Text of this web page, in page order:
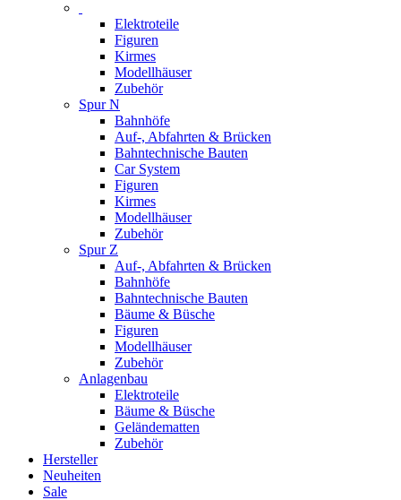
Elektroteile
Figuren
Kirmes
Modellhäuser
Zubehör
Spur N
Bahnhöfe
Auf-, Abfahrten & Brücken
Bahntechnische Bauten
Car System
Figuren
Kirmes
Modellhäuser
Zubehör
Spur Z
Auf-, Abfahrten & Brücken
Bahnhöfe
Bahntechnische Bauten
Bäume & Büsche
Figuren
Modellhäuser
Zubehör
Anlagenbau
Elektroteile
Bäume & Büsche
Geländematten
Zubehör
Hersteller
Neuheiten
Sale